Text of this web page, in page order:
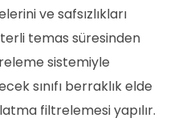
ve safsızlıkları
temas süresinden
sistemiyle
sınıfı berraklık elde
filtrelemesi yapılır.